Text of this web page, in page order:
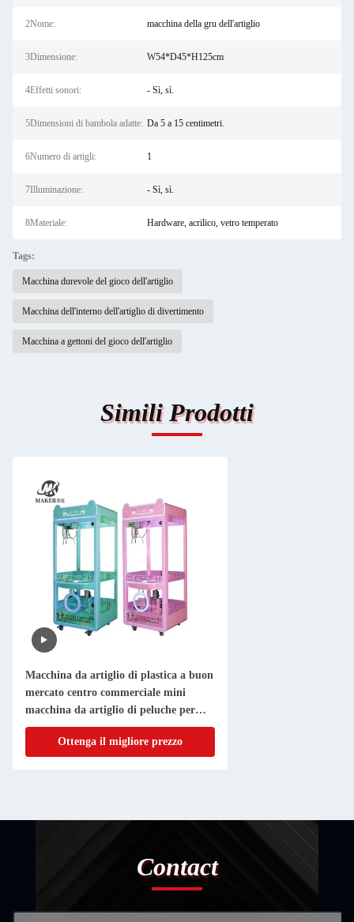
2Nome: macchina della gru dell'artiglio
3Dimensione: W54*D45*H125cm
4Effetti sonori: - Sì, sì.
5Dimensioni di bambola adatte: Da 5 a 15 centimetri.
6Numero di artigli: 1
7Illuminazione: - Sì, sì.
8Materiale: Hardware, acrilico, vetro temperato
Tags:
Macchina durevole del gioco dell'artiglio
Macchina dell'interno dell'artiglio di divertimento
Macchina a gettoni del gioco dell'artiglio
Simili Prodotti
Macchina da artiglio di plastica a buon
mercato centro commerciale mini
macchina da artiglio di peluche per
bambini premio macchina da artiglio
Ottenga il migliore prezzo
Contact